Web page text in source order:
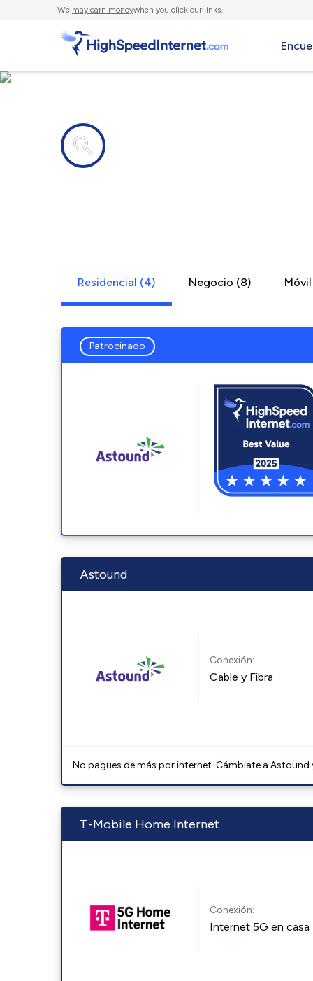
We may earn moneywhen you click our links.
Residencial (4) Negocio (8)
Patrocinado
Astound
Conexión:
Cable y Fibra
No pagues de más por internet. Cámbiate a Astound
T-Mobile Home Internet
Conexión:
Internet 5G en casa